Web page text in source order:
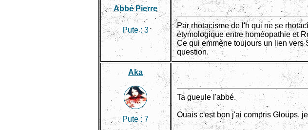
Abbé Pierre
Pute : 3
Par rhotacisme de l'h qui ne se
étymologique entre homéopathie et
Ce qui emmène toujours un lien vers
question.
Aka
Pute : 7
Ta gueule l'abbé.
Ouais c'est bon j'ai compris Gloups,